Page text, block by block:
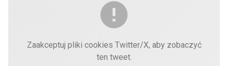
Zaakceptuj pliki cookies Twitter/X, aby zobaczyć
ten tweet.